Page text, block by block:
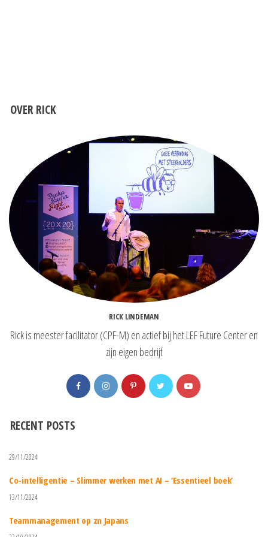
OVER RICK
RICK LINDEMAN
Rick is meester facilitator (CPF-M) en actief bij het LEF Future Center en
zijn eigen bedrijf
RECENT POSTS
29/11/2024
Co-intelligentie – Slimmer werken met AI – ‘Essentieel boek’
13/11/2024
Teammanagement op zn Japans